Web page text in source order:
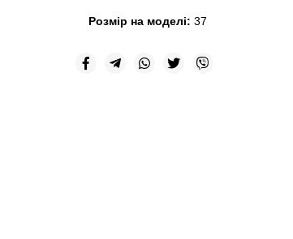
Розмір на моделі: 37